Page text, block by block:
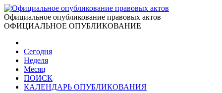
Официальное опубликование правовых актов
ОФИЦИАЛЬНОЕ ОПУБЛИКОВАНИЕ
Сегодня
Неделя
Месяц
ПОИСК
КАЛЕНДАРЬ ОПУБЛИКОВАНИЯ